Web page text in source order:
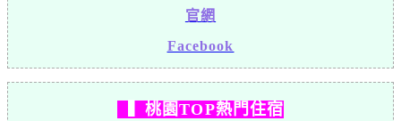
官網
Facebook
▍桃園TOP熱門住宿